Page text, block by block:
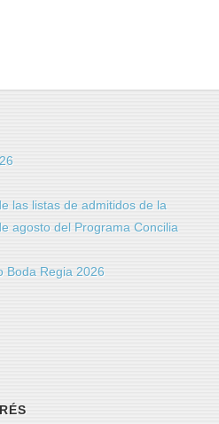
las listas de admitidos de la
agosto del Programa Concilia
Boda Regia 2026